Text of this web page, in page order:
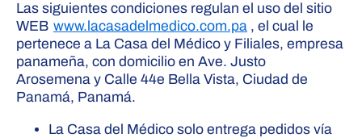
Las siguientes condiciones regulan el uso del sitio
WEB www.lacasadelmedico.com.pa , el cual le
pertenece a La Casa del Médico y Filiales, empresa
panameña, con domicilio en Ave. Justo
Arosemena y Calle 44e Bella Vista, Ciudad de
Panamá, Panamá.
La Casa del Médico solo entrega pedidos vía